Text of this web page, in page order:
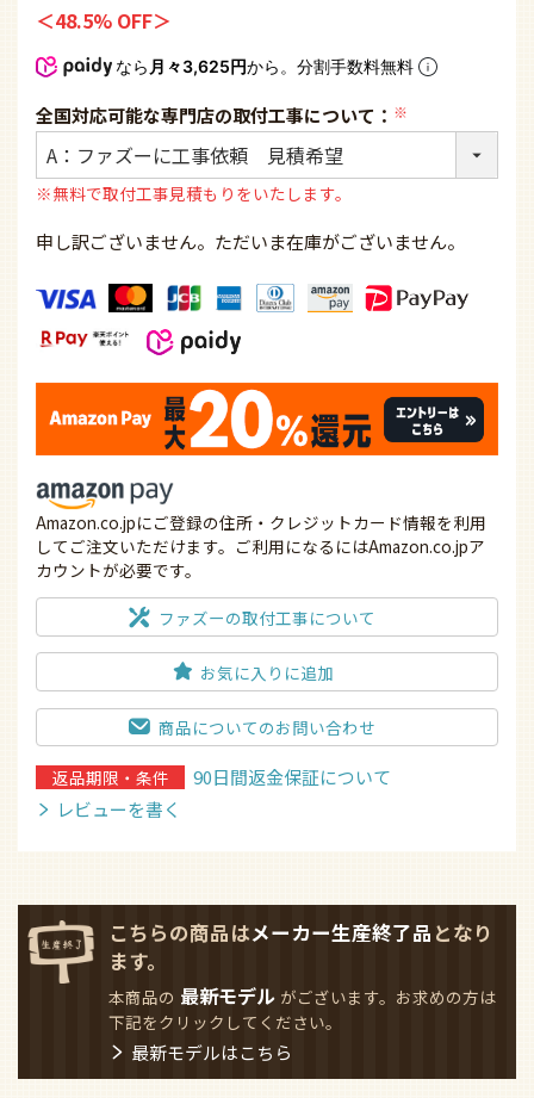
48.5% OFF
なら 月々3,625円から。分割手数料無料
全国対応可能な専門店の取付工事について：
(必
※無料で取付工事見積もりをいたします。
申し訳ございません。ただいま在庫がございません。
Amazon.co.jpにご登録の住所・クレジットカード情報を利用
してご注文いただけます。ご利用になるにはAmazon.co.jpア
カウントが必要です。
ファズーの取付工事について
お気に入りに追加
商品についてのお問い合わせ
返品期限・条件
90日間返金保証について
レビューを書く
こちらの商品はメーカー生産終了品 となり
ます。
本商品の 最新モデル がございます。お求めの方は
下記をクリックしてください。
最新モデルはこちら